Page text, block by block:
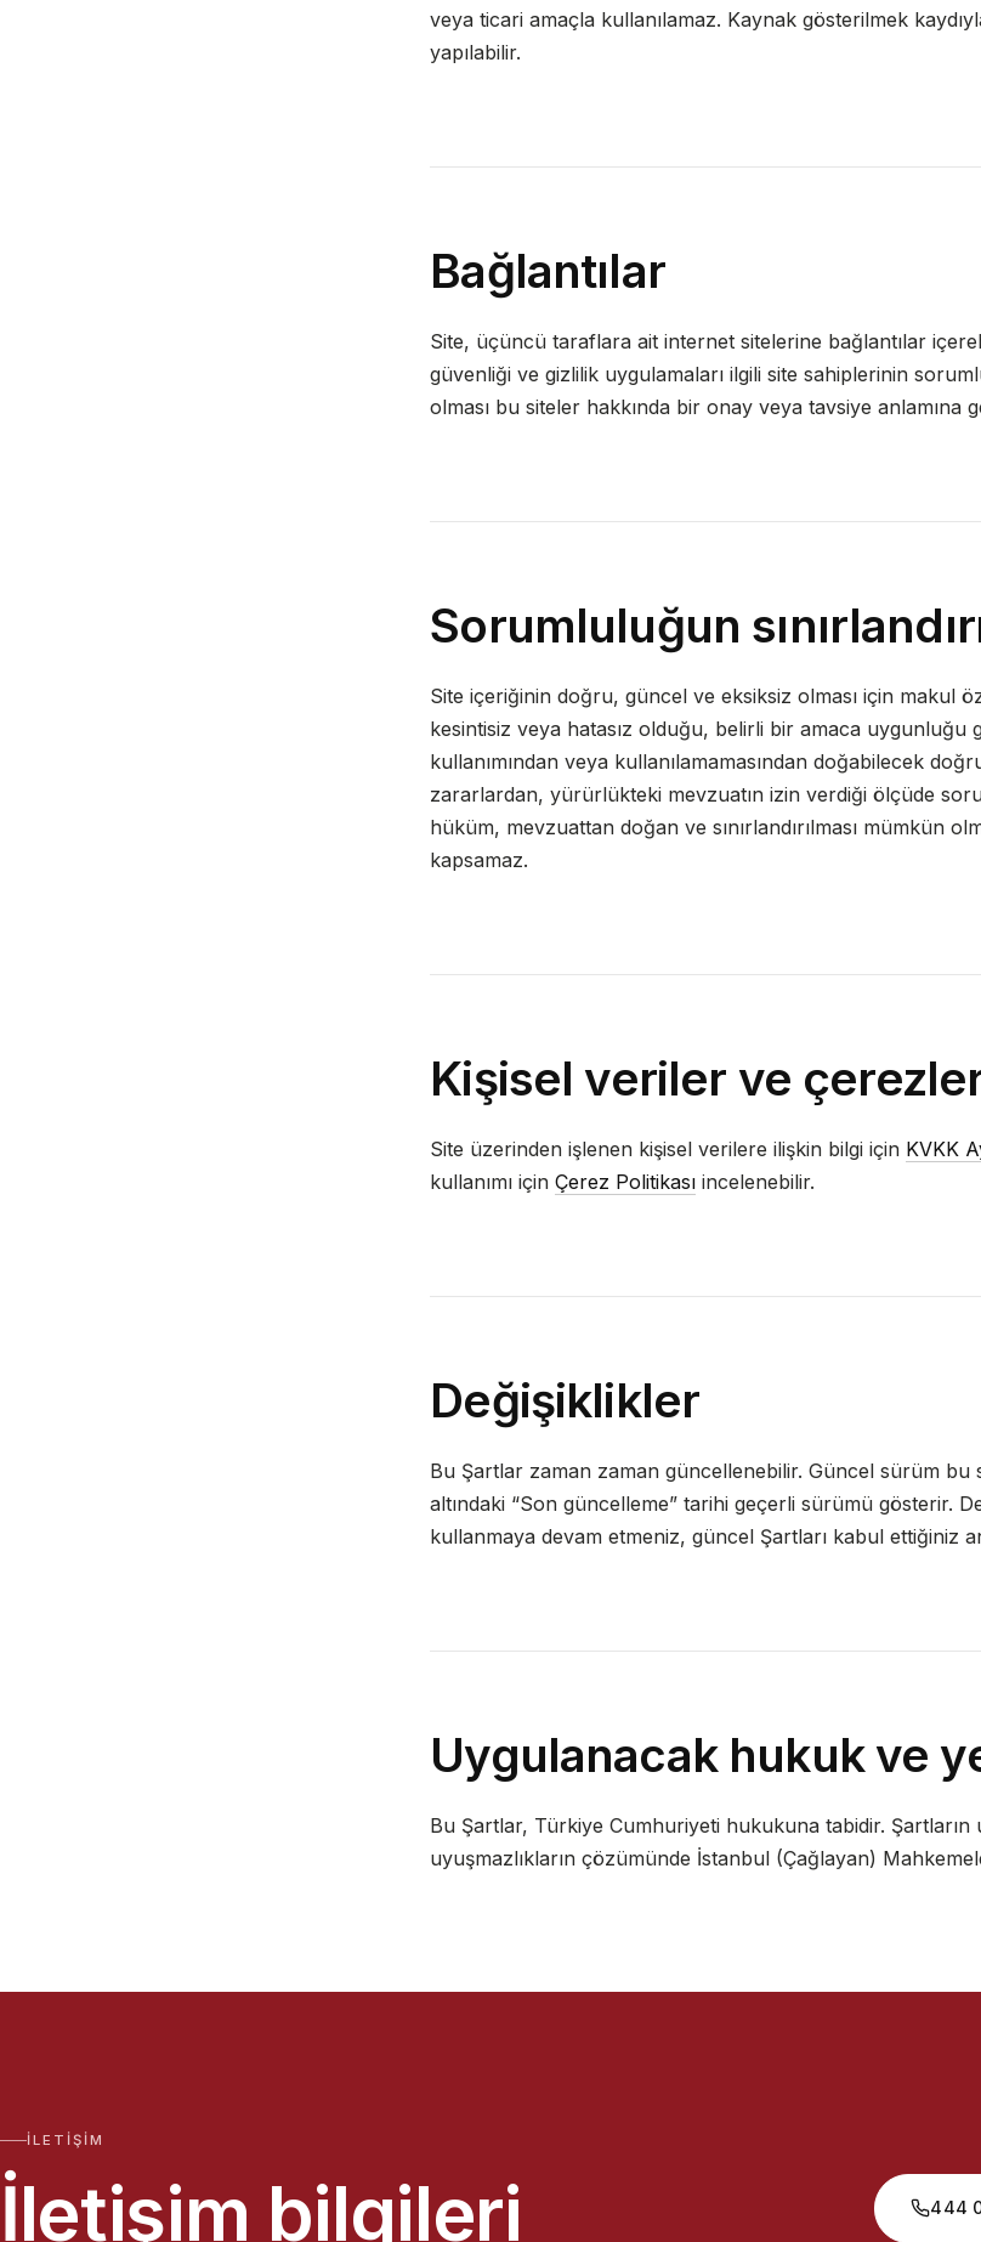
veya ticari amaçla kullanılamaz. Kaynak gösterilmek
yapılabilir.
Bağlantılar
Site, üçüncü taraflara ait internet sitelerine bağlantılar
güvenliği ve gizlilik uygulamaları ilgili site sahiplerinin
olması bu siteler hakkında bir onay veya tavsiye anlamına
Sorumluluğun
Site içeriğinin doğru, güncel ve eksiksiz olması için makul
kesintisiz veya hatasız olduğu, belirli bir amaca uygunluğu
kullanımından veya kullanılamamasından doğabilecek
zararlardan, yürürlükteki mevzuatın izin verdiği ölçüde
hüküm, mevzuattan doğan ve sınırlandırılması mümkün
kapsamaz.
Kişisel veriler ve
Site üzerinden işlenen kişisel verilere ilişkin bilgi için KVKK
kullanımı içinÇerez Politikası incelenebilir.
Değişiklikler
Bu Şartlar zaman zaman güncellenebilir. Güncel sürüm bu
altındaki “Son güncelleme” tarihi geçerli sürümü gösterir.
kullanmaya devam etmeniz, güncel Şartları kabul ettiğiniz
Uygulanacak hukuk ve
Bu Şartlar, Türkiye Cumhuriyeti hukukuna tabidir. Şartların
uyuşmazlıkların çözümünde İstanbul (Çağlayan)
İLETIŞIM
İletişim bilgileri 444